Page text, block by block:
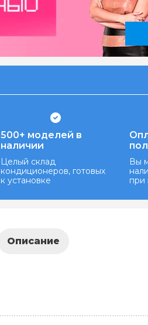
500+ моделей в
наличии
Целый склад
кондиционеров, готовых
к установке
Вы
при
Описание